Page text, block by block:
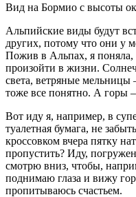
Вид на Бормио с высоты
Альпийские виды будут
других, потому что они у
Пожив в Альпах, я поняла,
произойти в жизни.
света, ветряные
тоже все понятно. А горы –
Вот иду я, например, в
туалетная бумага, не
кроссовком вчера пятку
пропустить? Иду,
смотрю вниз, чтобы,
поднимаю глаза и вижу
пропитываюсь счастьем.